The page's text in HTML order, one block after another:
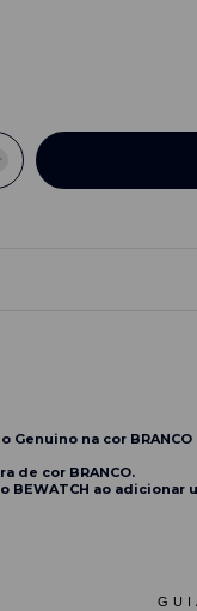
Genuino na cor
de cor BRANCO.
ao adicionar